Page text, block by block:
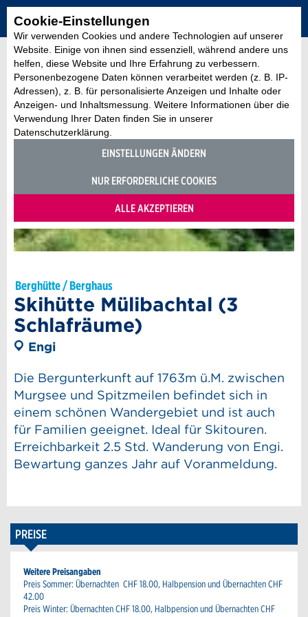
Cookie-Einstellungen
Wir verwenden Cookies und andere Technologien auf unserer
Website. Einige von ihnen sind essenziell, während andere uns
helfen, diese Website und Ihre Erfahrung zu verbessern.
Personenbezogene Daten können verarbeitet werden (z. B. IP-
Adressen), z. B. für personalisierte Anzeigen und Inhalte oder
Anzeigen- und Inhaltsmessung. Weitere Informationen über die
Verwendung Ihrer Daten finden Sie in unserer
Datenschutzerklärung.
EINSTELLUNGEN ÄNDERN
NUR ERFORDERLICHE COOKIES
ALLE AKZEPTIEREN
Berghütte / Berghaus
Skihütte Mülibachtal (3
Schlafräume)
Engi
Die Bergunterkunft auf 1763m ü.M. zwischen
Murgsee und Spitzmeilen befindet sich in
einem schönen Wandergebiet und ist auch
für Familien geeignet. Ideal für Skitouren.
Erreichbarkeit 2.5 Std. Wanderung von Engi.
Bewartung ganzes Jahr auf Voranmeldung.
PREISE
Weitere Preisangaben
Preis Sommer: Übernachten CHF 18.00, Halbpension und Übernachten CHF
42.00
Preis Winter: Übernachten CHF 18.00, Halbpension und Übernachten CHF